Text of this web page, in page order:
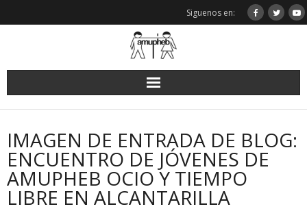
Siguenos en:
IMAGEN DE ENTRADA DE BLOG:
ENCUENTRO DE JÓVENES DE
AMUPHEB OCIO Y TIEMPO
LIBRE EN ALCANTARILLA